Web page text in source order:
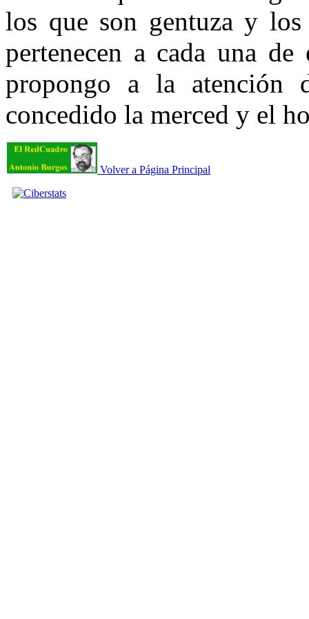
los que son gentuza y
pertenecen a cada una de
propongo a la atención
concedido la merced y el
Volver a Página Principal